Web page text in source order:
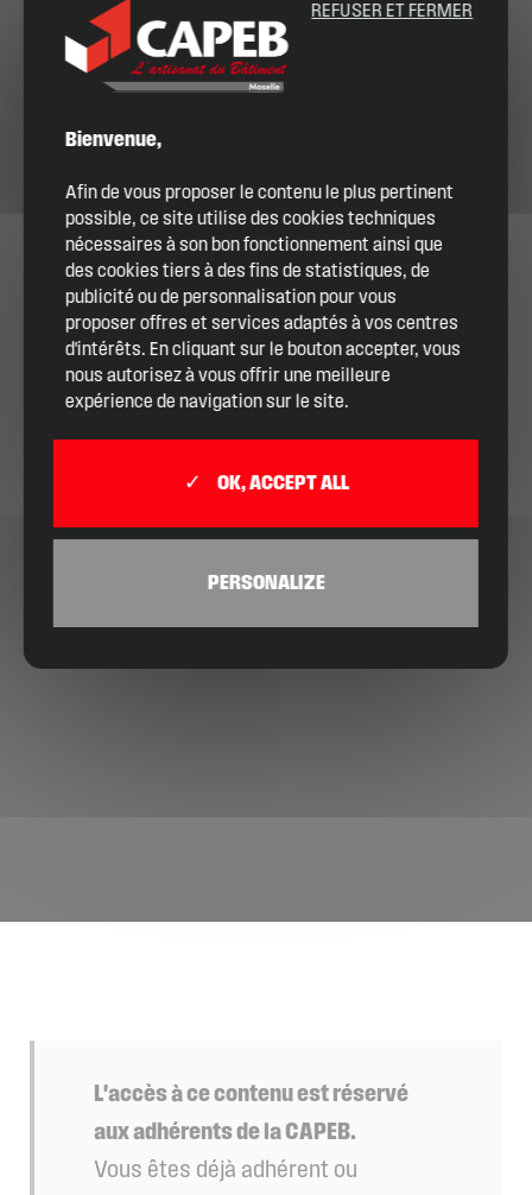
L'accès à ce contenu est réservé
aux adhérents de la CAPEB.
Vous êtes déjà adhérent ou
Bienvenue,
Afin de vous proposer le contenu le plus pertinent
possible, ce site utilise des cookies techniques
nécessaires à son bon fonctionnement ainsi que
des cookies tiers à des fins de statistiques, de
publicité ou de personnalisation pour vous
proposer offres et services adaptés à vos centres
d'intérêts. En cliquant sur le bouton accepter, vous
nous autorisez à vous offrir une meilleure
expérience de navigation sur le site.
OK, ACCEPT ALL
REFUSER ET FERMER
PERSONALIZE